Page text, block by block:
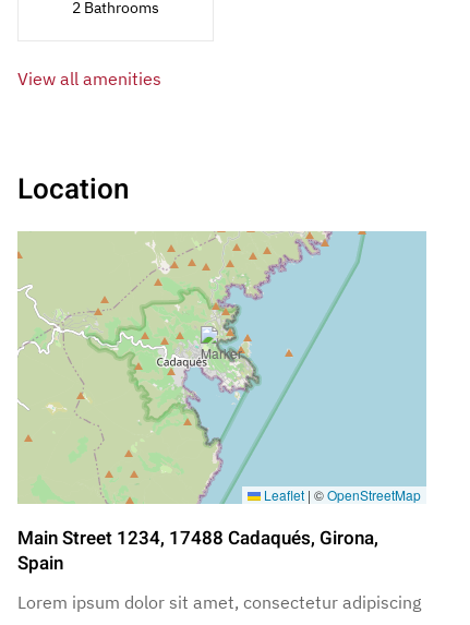
2 Bathrooms
View all amenities
Location
Leaflet | ©OpenStreetMap
Main Street 1234, 17488 Cadaqués, Girona,
Spain
Lorem ipsum dolor sit amet, consectetur adipiscing